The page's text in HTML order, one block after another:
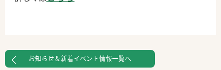
お知らせ＆新着イベント情報一覧へ